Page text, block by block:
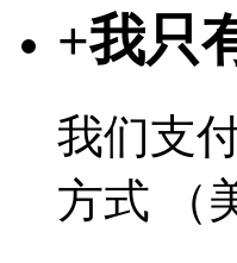
+我只
我们支
方式 （